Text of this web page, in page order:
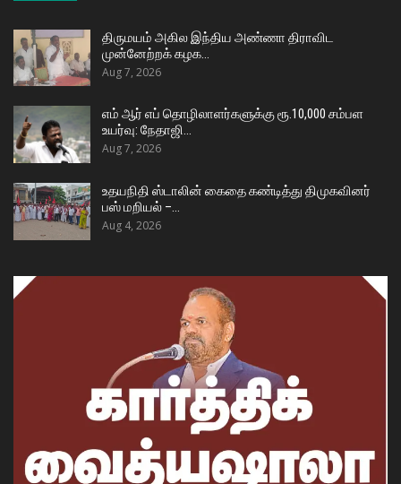
திருமயம் அகில இந்திய அண்ணா திராவிட
முன்னேற்றக் கழக…
Aug 7, 2026
எம் ஆர் எப் தொழிலாளர்களுக்கு ரூ.10,000 சம்பள
உயர்வு: நேதாஜி…
Aug 7, 2026
உதயநிதி ஸ்டாலின் கைதை கண்டித்து திமுகவினர்
பஸ் மறியல் –…
Aug 4, 2026